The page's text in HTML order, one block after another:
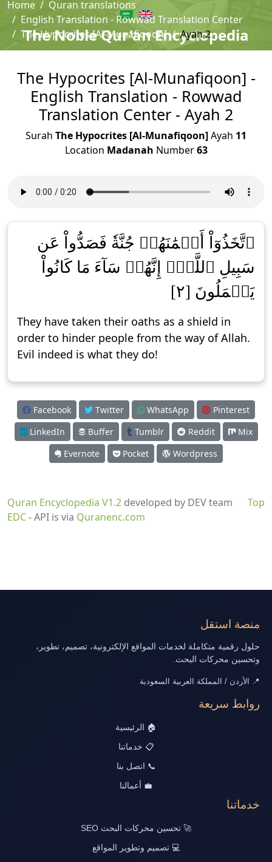
The Noble Qur'an Encyclopedia
Home
Quran translations
English Translation - Rowwad Translation Center
The Hypocrites [Al-Munafiqoon]
Ayah 2
The Hypocrites [Al-Munafiqoon] -
English Translation - Rowwad
Translation Center - Ayah 2
Surah The Hypocrites [Al-Munafiqoon]Ayah 11
Location Madanah Number63
ٱتَّخَذُوٓاْ أَيۡمَٰنَهُمۡ جُنَّةٗ فَصَدُّواْ عَن
سَبِيلِ ٱللَّهِۚ إِنَّهُمۡ سَآءَ مَا كَانُواْ
يَعۡمَلُونَ [٢]
They have taken their oaths as a shield in
order to hinder people from the way of Allah.
Evil indeed is what they do!
Facebook Twitter WhatsApp
Pinterest
LinkedIn
Buffer Tumblr Reddit
Mix
Evernote
Pocket Wordpress
Top
Quran Encyclopedia V1.2 developed by DEV team
EDC- API is via Quranenc.com
منصة استقل
حلول رقمية متكاملة لخدمات المواقع الإلكترونية، تصميم، تطوير،
وتحسين محركات البحث.
📍 الأردن / المملكة العربية السعودية
روابط سريعة
🏠 الرئيسية
📋 خدماتنا
📞 اتصل بنا
💼 أعمالنا
خدماتنا
🚀 تحسين محركات البحث SEO
💻 تصميم وتطوير المواقع